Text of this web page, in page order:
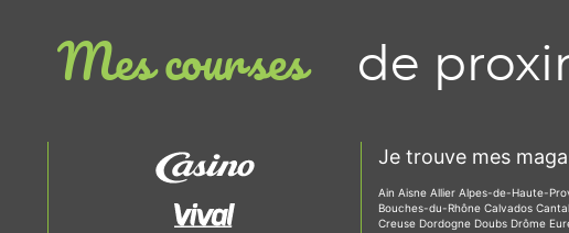
Mes courses de
Je trouve mes
Ain Aisne Allier Alpes-de-Haute-
Bouches-du-Rhône Calvados Cantal
Creuse Dordogne Doubs Drôme